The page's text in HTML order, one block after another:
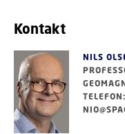
Kontakt
NILS